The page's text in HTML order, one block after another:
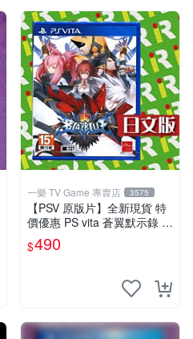
一樂 TV Game 專賣店 3575
【PSV 原版片】全新現貨 特
價優惠 PS vita 蒼翼默示錄 時
間幻象 BBCP 亞日版 日文版
【台中一樂電玩】
$490